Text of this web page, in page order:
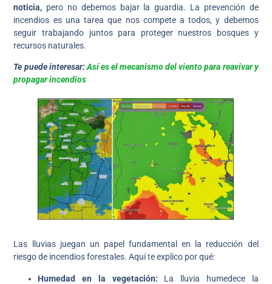
noticia, pero no debemos bajar la guardia. La prevención de
incendios es una tarea que nos compete a todos, y debemos
seguir trabajando juntos para proteger nuestros bosques y
recursos naturales.
Te puede interesar:Así es el mecanismo del viento para reavivar y
propagar incendios
Las lluvias juegan un papel fundamental en la reducción del
riesgo de incendios forestales. Aquí te explico por qué:
Humedad en la vegetación: La lluvia humedece la